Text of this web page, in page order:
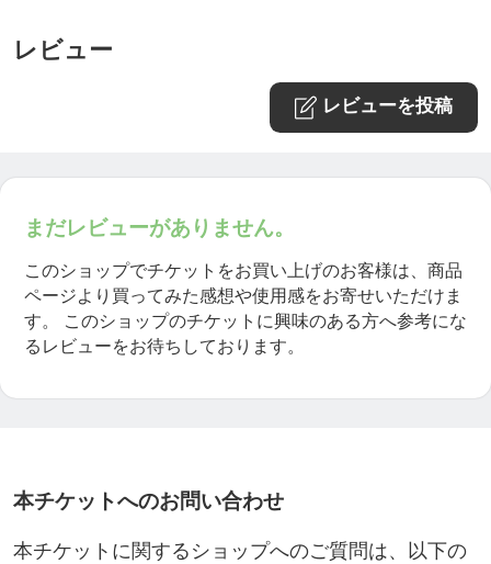
・期間限定の販売です。期間内にお得な条件でお買
い物をお楽しみください。数量限定品については売
り切れることもありますのでお早めに♪
※※注意※※
スマホやタブレットでご参加の方は、事前に無料の
アプリをダウンロードしておく必要があります。
App Store
https://apps.apple.com/us/app/id546505307
Google Play
zoom利用方法はこのようなサイトを参照して事前に
レビュー
レビューを投稿
まだレビューがありません。
このショップでチケットをお買い上げのお客様は、商品
ページより買ってみた感想や使用感をお寄せいただけま
す。
このショップのチケットに興味のある方へ参考にな
るレビューをお待ちしております。
本チケットへのお問い合わせ
本チケットに関するショップへのご質問は、以下の